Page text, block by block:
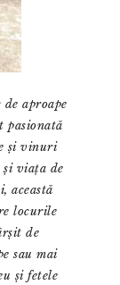
aproape
pasionată
și vinuri
și viața de
această
locurile
de
sau mai
și fetele